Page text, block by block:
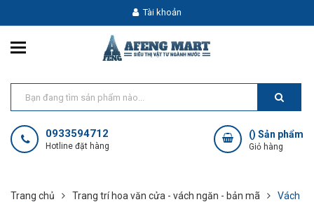
Tài khoản
0933594712
Hotline đặt hàng
() Sản phẩm
Giỏ hàng
Trang chủ Trang trí hoa văn cửa - vách ngăn - bản mã
Vách